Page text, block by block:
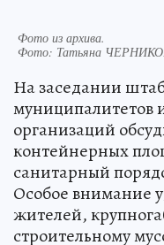
Фото из архива.
Фото: Татьяна
На заседании
муниципалитетов
организаций
контейнерных
санитарный
Особое внимание
жителей,
строительному